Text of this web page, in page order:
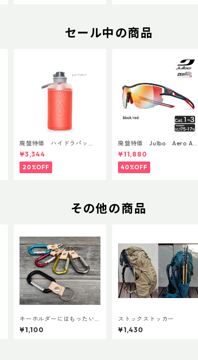
セール中の商品
廃盤特価 ハイドラパッ
ク フラックス 750ml
¥3,344
20%OFF
廃盤特価 Julbo Aero Asi
anFit
¥11,880
40%OFF
その他の商品
キーホルダーにはもったい
ないカラビナで作ったキー
ホルダー
¥1,100
ストックストッカー
¥1,430